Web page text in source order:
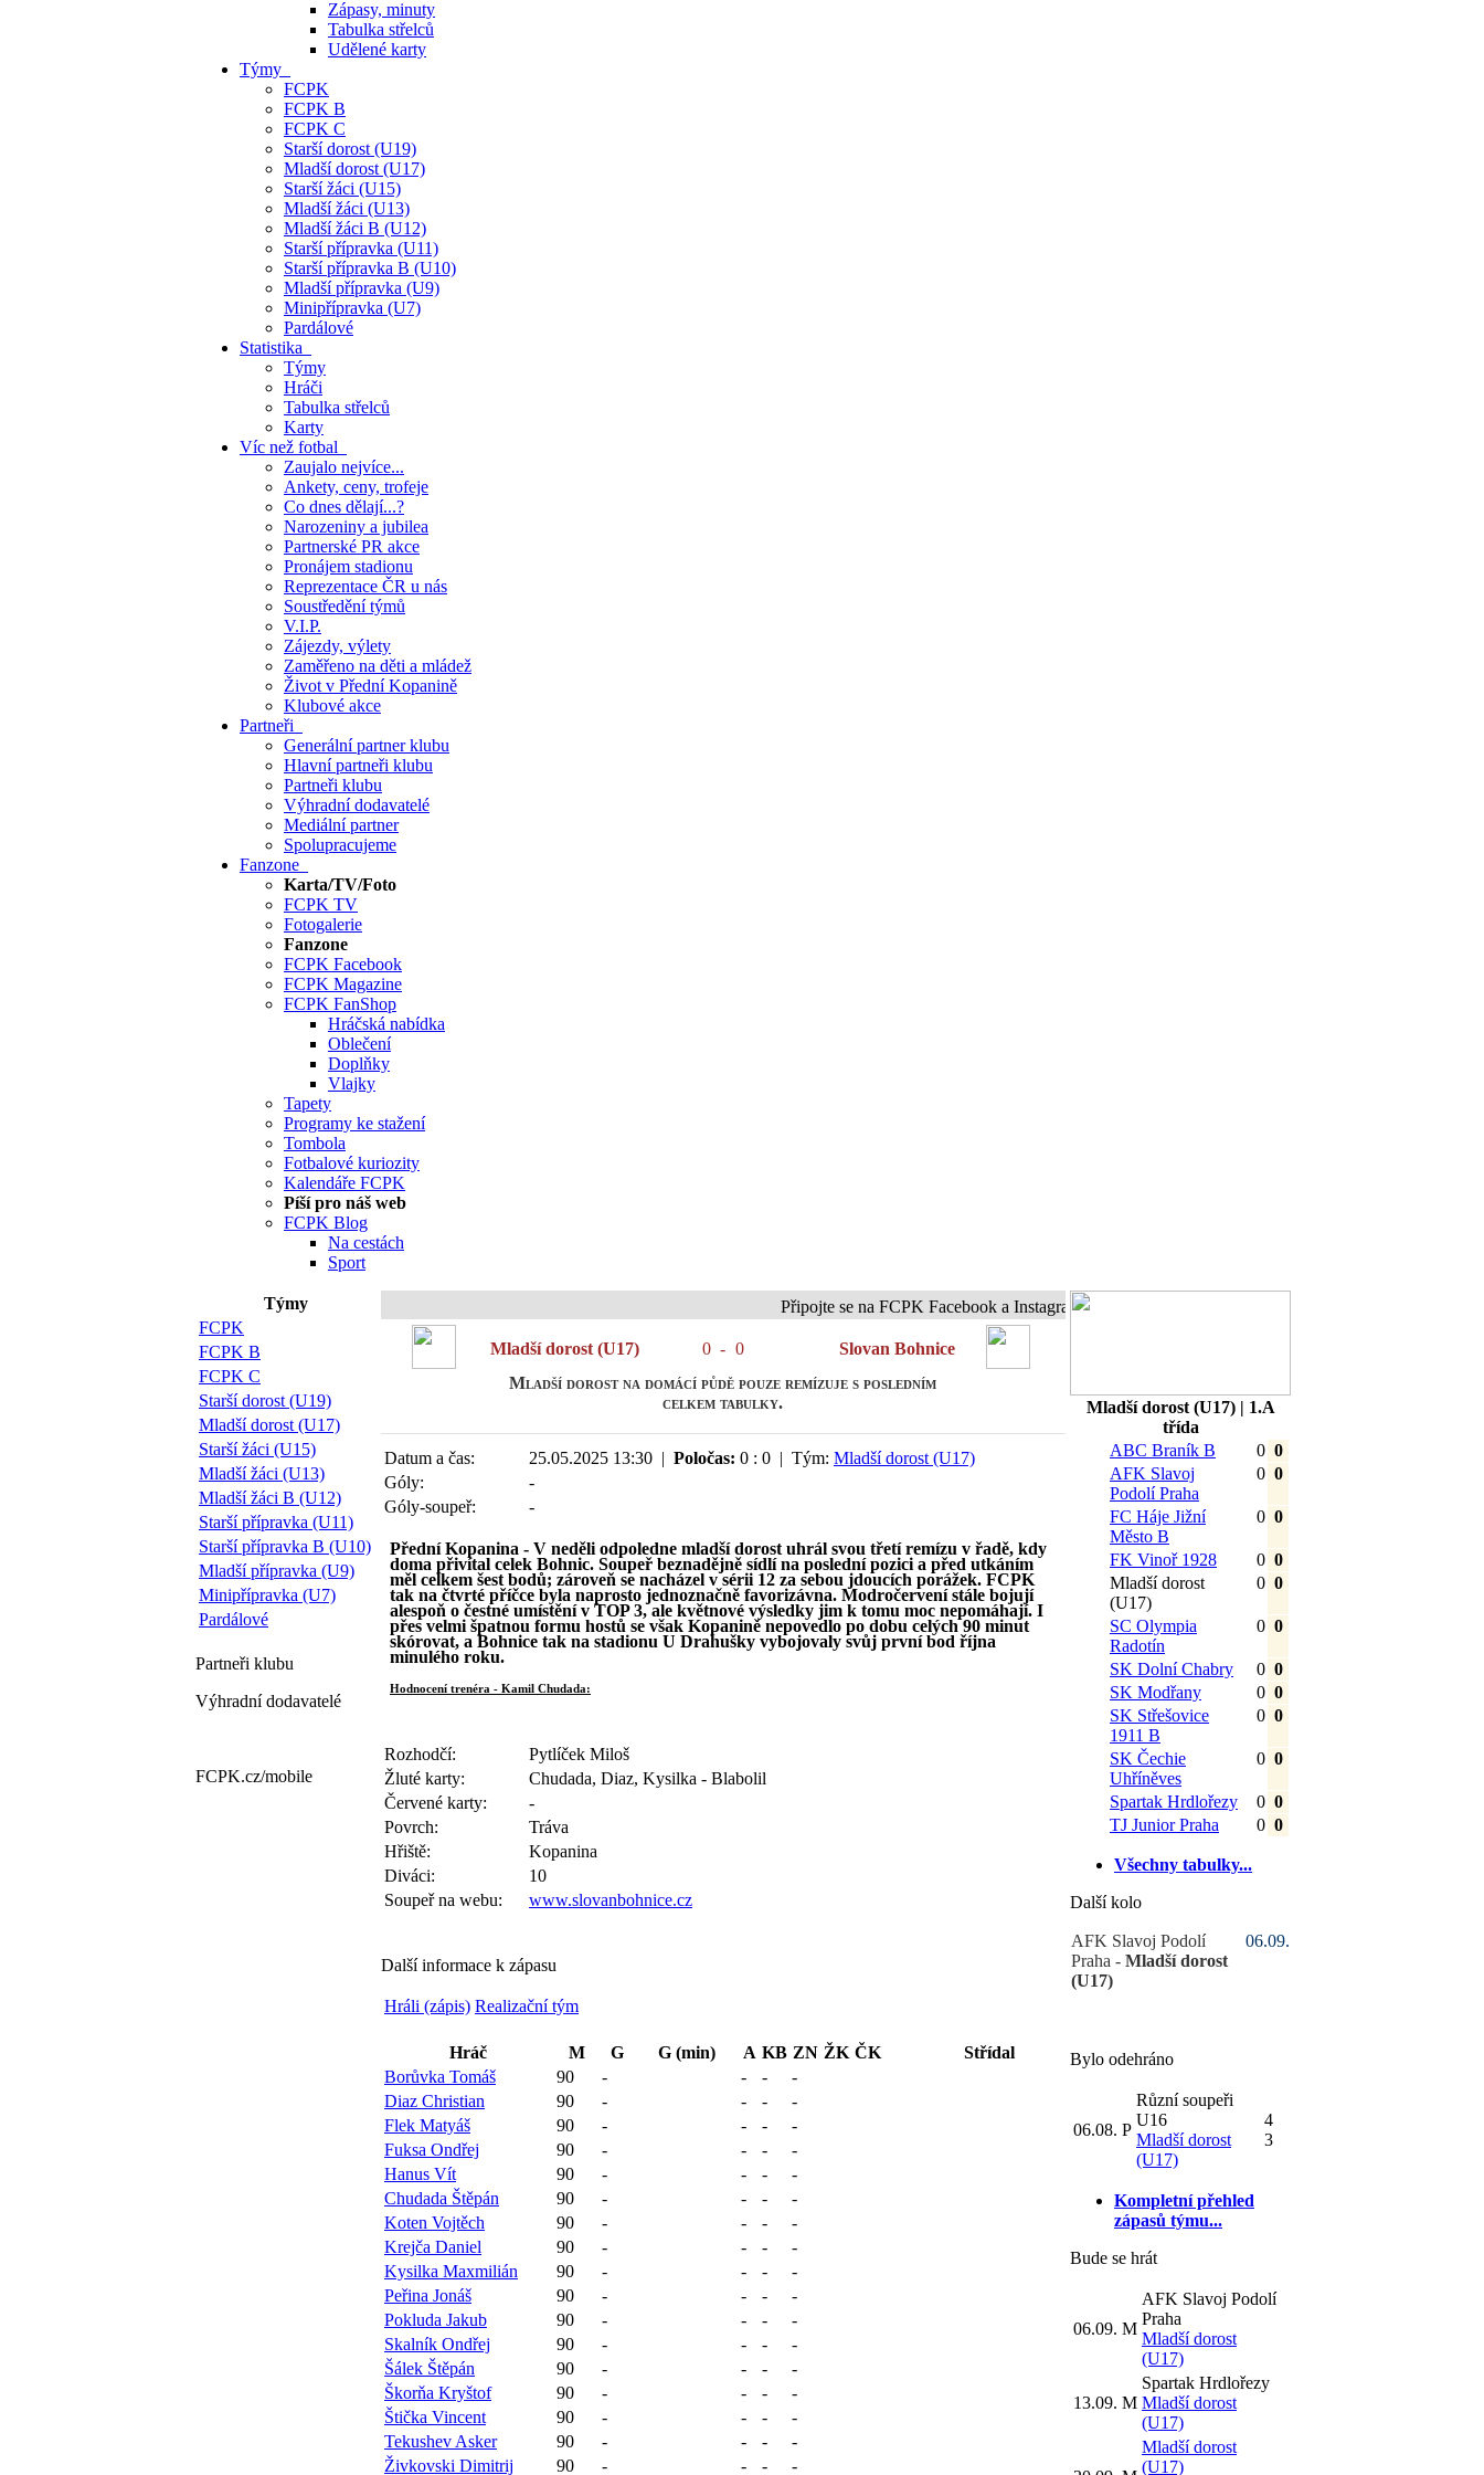
Zápasy, minuty
Tabulka střelců
Udělené karty
Týmy
FCPK
FCPK B
FCPK C
Starší dorost (U19)
Mladší dorost (U17)
Starší žáci (U15)
Mladší žáci (U13)
Mladší žáci B (U12)
Starší přípravka (U11)
Starší přípravka B (U10)
Mladší přípravka (U9)
Minipřípravka (U7)
Pardálové
Statistika
Týmy
Hráči
Tabulka střelců
Karty
Víc než fotbal
Zaujalo nejvíce...
Ankety, ceny, trofeje
Co dnes dělají...?
Narozeniny a jubilea
Partnerské PR akce
Pronájem stadionu
Reprezentace ČR u nás
Soustředění týmů
V.I.P.
Zájezdy, výlety
Zaměřeno na děti a mládež
Život v Přední Kopanině
Klubové akce
Partneři
Generální partner klubu
Hlavní partneři klubu
Partneři klubu
Výhradní dodavatelé
Mediální partner
Spolupracujeme
Fanzone
Karta/TV/Foto
FCPK TV
Fotogalerie
Fanzone
FCPK Facebook
FCPK Magazine
FCPK FanShop
Hráčská nabídka
Oblečení
Doplňky
Vlajky
Tapety
Programy ke stažení
Tombola
Fotbalové kuriozity
Kalendáře FCPK
Píší pro náš web
FCPK Blog
Na cestách
Sport
Týmy
FCPK
FCPK B
FCPK C
Starší dorost (U19)
Mladší dorost (U17)
Starší žáci (U15)
Mladší žáci (U13)
Mladší žáci B (U12)
Starší přípravka (U11)
Starší přípravka B (U10)
Mladší přípravka (U9)
Minipřípravka (U7)
Pardálové
Partneři klubu
Výhradní dodavatelé
FCPK.cz/mobile
Připojte se na FCPK Facebook a Instagram a buďte s námi online...
Mladší dorost (U17) 0 - 0
Slovan Bohnice
Mladší dorost na domácí půdě pouze remízuje s posledním
celkem tabulky.
Datum a čas: 25.05.2025 13:30 | Poločas: 0 : 0 | Tým: Mladší dorost (U17)
Góly:
-
Góly-soupeř:
-
Přední Kopanina - V neděli odpoledne mladší dorost uhrál svou třetí remízu v řadě, kdy
doma přivítal celek Bohnic. Soupeř beznadějně sídlí na poslední pozici a před utkáním
měl celkem šest bodů; zároveň se nacházel v sérii 12 za sebou jdoucích porážek. FCPK
tak na čtvrté příčce byla naprosto jednoznačně favorizávna. Modročervení stále bojují
alespoň o čestné umístění v TOP 3, ale květnové výsledky jim k tomu moc nepomáhají. I
přes velmi špatnou formu hostů se však Kopanině nepovedlo po dobu celých 90 minut
skórovat, a Bohnice tak na stadionu U Drahušky vybojovaly svůj první bod října
minulého roku.
Hodnocení trenéra - Kamil Chudada:
Rozhodčí:
Pytlíček Miloš
Žluté karty:
Chudada, Diaz, Kysilka - Blabolil
Červené karty:
-
Povrch:
Tráva
Hřiště:
Kopanina
Diváci:
10
Soupeř na webu:
www.slovanbohnice.cz
Další informace k zápasu
Hráli (zápis) Realizační tým
Hráč M G G (min) A KB ZN ŽK ČK
Střídal
Borůvka Tomáš
90 - - -
-
Diaz Christian
90 - - -
-
Flek Matyáš
90 - - -
-
Fuksa Ondřej
90 - - -
-
Hanus Vít
90 - - -
-
Chudada Štěpán
90 - - -
-
Koten Vojtěch
90 - - -
-
Krejča Daniel
90 - - -
-
Kysilka Maxmilián
90 - - -
-
Peřina Jonáš
90 - - -
-
Pokluda Jakub
90 - - -
-
Skalník Ondřej
90 - - -
-
Šálek Štěpán
90 - - -
-
Škorňa Kryštof
90 - - -
-
Štička Vincent
90 - - -
-
Tekushev Asker
90 - - -
-
Živkovski Dimitrij
90 - - - -
Mladší dorost (U17) | 1.A
třída
ABC Braník B
0 0
AFK Slavoj
Podolí Praha
0 0
FC Háje Jižní
Město B
0 0
FK Vinoř 1928 0 0
Mladší dorost
(U17)
0 0
SC Olympia
Radotín
0 0
SK Dolní Chabry 0 0
SK Modřany
0 0
SK Střešovice
1911 B
0 0
SK Čechie
Uhříněves
0 0
Spartak Hrdlořezy 0 0
TJ Junior Praha
0 0
Všechny tabulky...
Další kolo
AFK Slavoj Podolí
Praha - Mladší dorost
(U17)
06.09.
Bylo odehráno
06.08. P
Různí soupeři
U16
Mladší dorost
(U17)
4
3
Kompletní přehled
zápasů týmu...
Bude se hrát
06.09. M
AFK Slavoj Podolí
Praha
Mladší dorost
(U17)
13.09. M
Spartak Hrdlořezy
Mladší dorost
(U17)
Mladší dorost
(U17)